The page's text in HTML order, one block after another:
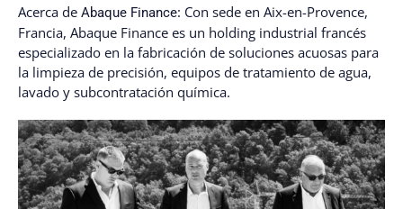
Acerca de Abaque Finance: Con sede en Aix-en-Provence,
Francia, Abaque Finance es un holding industrial francés
especializado en la fabricación de soluciones acuosas para
la limpieza de precisión, equipos de tratamiento de agua,
lavado y subcontratación química.